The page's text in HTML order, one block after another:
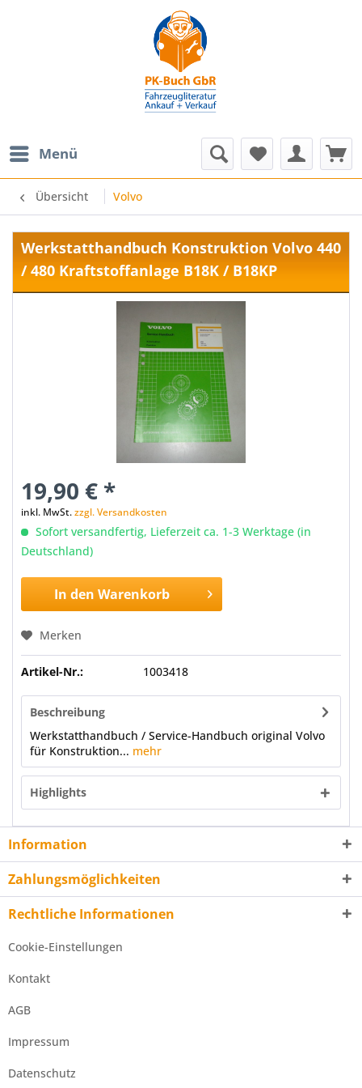
Menü
Übersicht Volvo
Werkstatthandbuch Konstruktion Volvo 440
/ 480 Kraftstoffanlage B18K / B18KP
19,90 € *
inkl. MwSt.zzgl. Versandkosten
Sofort versandfertig, Lieferzeit ca. 1-3 Werktage (in
Deutschland)
In den Warenkorb
Merken
Artikel-Nr.: 1003418
Beschreibung
Werkstatthandbuch / Service-Handbuch original Volvo
für Konstruktion... mehr
Highlights
Information
Zahlungsmöglichkeiten
Rechtliche Informationen
Cookie-Einstellungen
Kontakt
AGB
Impressum
Datenschutz